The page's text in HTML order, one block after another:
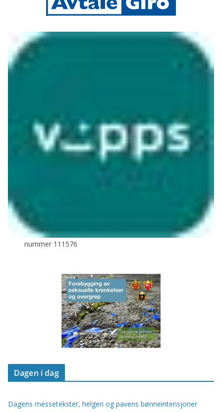
nummer 111576
Dagen i dag
Dagens messetekster, helgen og pavens bønneintensjoner